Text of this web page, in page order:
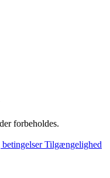
forbeholdes.
Tilgængelighed